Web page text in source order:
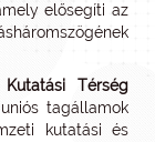
elősegíti az
Térség
tagállamok
kutatási és